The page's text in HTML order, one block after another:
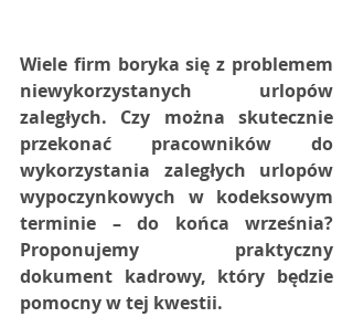
Wiele firm boryka się z problemem
niewykorzystanych urlopów
zaległych. Czy można skutecznie
przekonać pracowników do
wykorzystania zaległych urlopów
wypoczynkowych w kodeksowym
terminie – do końca września?
Proponujemy praktyczny
dokument kadrowy, który będzie
pomocny w tej kwestii.